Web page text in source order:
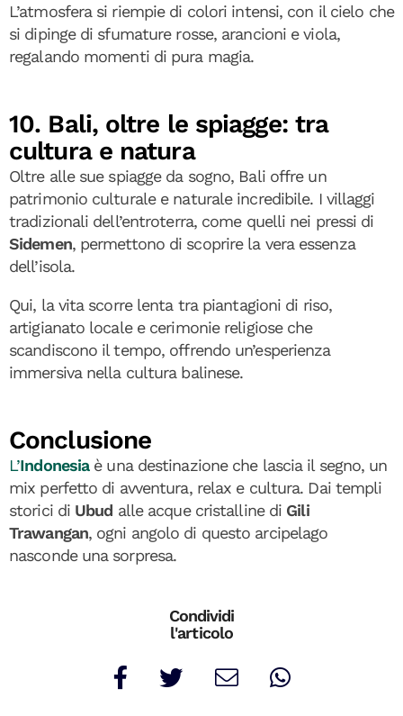
L’atmosfera si riempie di colori intensi, con il cielo che
si dipinge di sfumature rosse, arancioni e viola,
regalando momenti di pura magia.
10. Bali, oltre le spiagge: tra
cultura e natura
Oltre alle sue spiagge da sogno, Bali offre un
patrimonio culturale e naturale incredibile. I villaggi
tradizionali dell’entroterra, come quelli nei pressi di
Sidemen, permettono di scoprire la vera essenza
dell’isola.
Qui, la vita scorre lenta tra piantagioni di riso,
artigianato locale e cerimonie religiose che
scandiscono il tempo, offrendo un’esperienza
immersiva nella cultura balinese.
Conclusione
L’Indonesiaè una destinazione che lascia il segno, un
mix perfetto di avventura, relax e cultura. Dai templi
storici di Ubud alle acque cristalline di Gili
Trawangan, ogni angolo di questo arcipelago
nasconde una sorpresa.
Condividi
l'articolo